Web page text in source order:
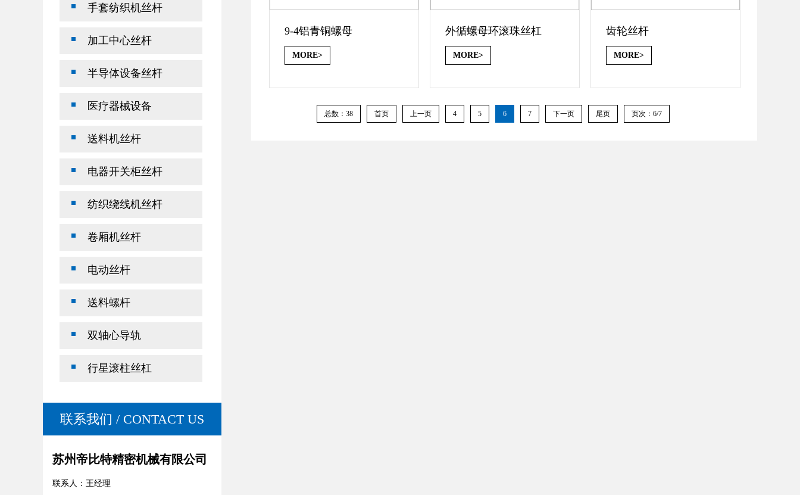
手套纺织机丝杆
加工中心丝杆
半导体设备丝杆
医疗器械设备
送料机丝杆
电器开关柜丝杆
纺织绕线机丝杆
卷厢机丝杆
电动丝杆
送料螺杆
双轴心导轨
行星滚柱丝杠
联系我们 / CONTACT US
苏州帝比特精密机械有限公司
联系人：王经理
9-4铝青铜螺母
MORE>
外循螺母环滚珠丝杠
MORE>
齿轮丝杆
MORE>
总数：38 首页 上一页 4 5 6 7 下一页 尾页 页次：6/7